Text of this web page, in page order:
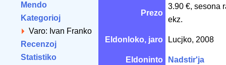
Mendo
Kategorioj
Varo: Ivan Franko
Recenzoj
Statistiko
Prezo
3.90 €, sesona
ekz.
Eldonloko, jaro Lucjko, 2008
Eldoninto Nadstir'ja